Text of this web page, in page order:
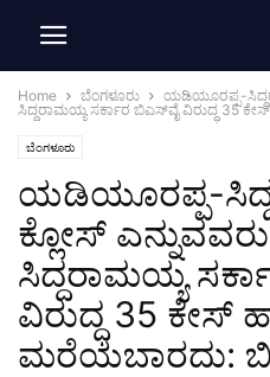
Home ಬೆಂಗಳೂರು
ಯಡಿಯೂರಪ್ಪ-
ಸಿದ್ದರಾಮಯ್ಯ ಸರ್ಕಾರ ಬಿಎಸ್‌ವೈ ವಿರುದ್ಧ 35 ಕೇಸ್
ಬೆಂಗಳೂರು
ಯಡಿಯೂರಪ್ಪ-
ಕ್ಲೋಸ್
ಸಿದ್ದರಾಮಯ್ಯ
ವಿರುದ್ಧ 35 ಕೇಸ್
ಮರೆಯಬಾರದು: ಬಿ